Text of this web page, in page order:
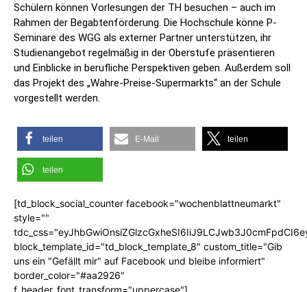
Schülern können Vorlesungen der TH besuchen – auch im
Rahmen der Begabtenförderung. Die Hochschule könne P-
Seminare des WGG als externer Partner unterstützen, ihr
Studienangebot regelmäßig in der Oberstufe präsentieren
und Einblicke in berufliche Perspektiven geben. Außerdem soll
das Projekt des „Wahre-Preise-Supermarkts“ an der Schule
vorgestellt werden.
teilen E-Mail teilen
teilen
[td_block_social_counter facebook="wochenblattneumarkt"
style=""
block_template_id="td_block_template_8" custom_title="Gib
uns ein "Gefällt mir" auf Facebook und bleibe informiert"
border_color="#aa2926"
f_header_font_transform="uppercase"]